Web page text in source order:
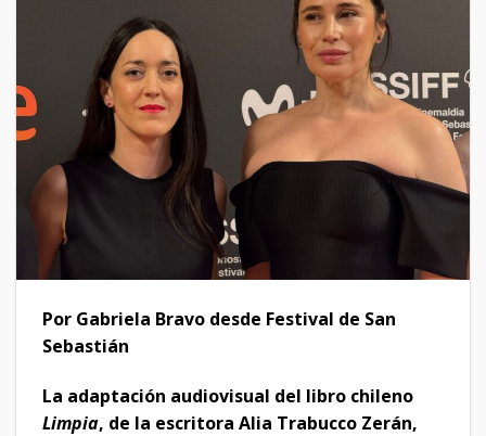
Por Gabriela Bravo desde Festival de San
Sebastián
La adaptación audiovisual del libro chileno
Limpia, de la escritora Alia Trabucco Zerán,